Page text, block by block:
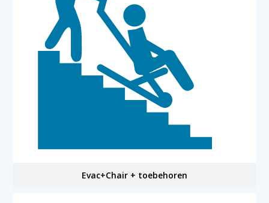
Evac+Chair + toebehoren